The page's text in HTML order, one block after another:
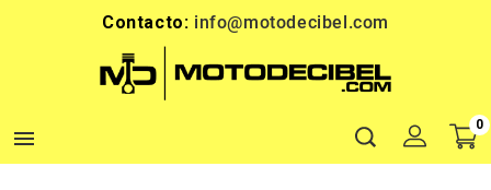
Contacto: info@motodecibel.com

0